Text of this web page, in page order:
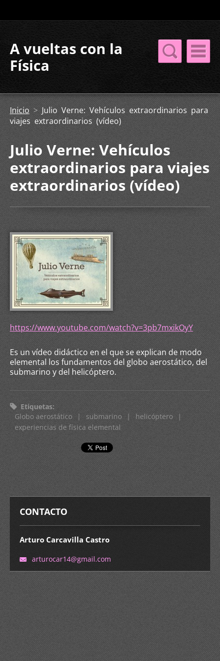
A vueltas con la
Física
Inicio > Julio Verne: Vehículos extraordinarios para
viajes extraordinarios (vídeo)
Julio Verne: Vehículos
extraordinarios para viajes
extraordinarios (vídeo)
https://www.youtube.com/watch?v=3pb7mxikOyY
Es un vídeo didáctico en el que se explican de modo
elemental los fundamentos del globo aerostático, del
submarino y del helicóptero.
Etiquetas:
Globo aerostático | submarino | helicóptero
|
experiencias de física elemental
CONTACTO
Arturo Carcavilla Castro
arturocar14@gmail.com